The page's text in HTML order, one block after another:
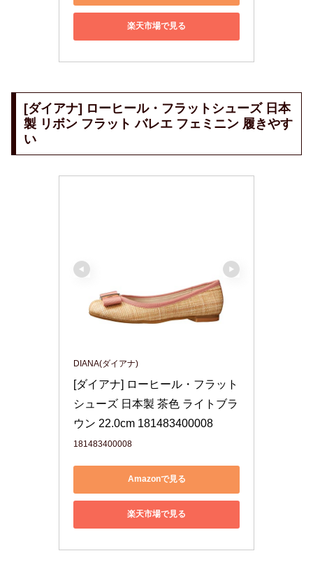
楽天市場で見る
[ダイアナ] ローヒール・フラットシューズ 日本
製 リボン フラット バレエ フェミニン 履きやす
い
DIANA(ダイアナ)
[ダイアナ] ローヒール・フラット
シューズ 日本製 茶色 ライトブラ
ウン 22.0cm 181483400008
181483400008
Amazonで見る
楽天市場で見る